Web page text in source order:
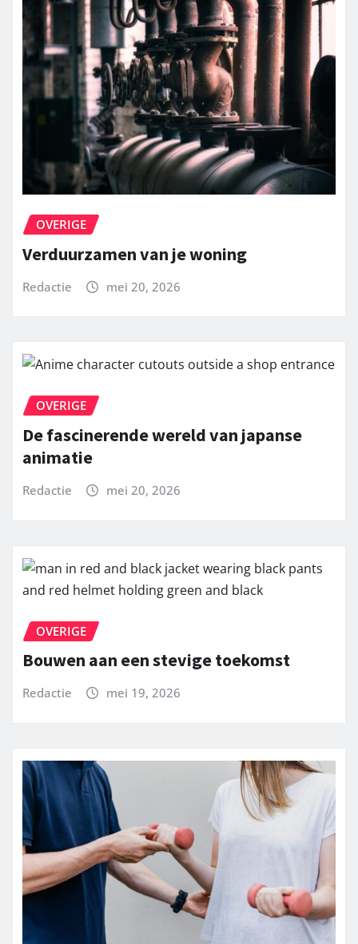
OVERIGE
Verduurzamen van je woning
Redactie mei 20, 2026
OVERIGE
De fascinerende wereld van japanse
animatie
Redactie mei 20, 2026
OVERIGE
Bouwen aan een stevige toekomst
Redactie mei 19, 2026